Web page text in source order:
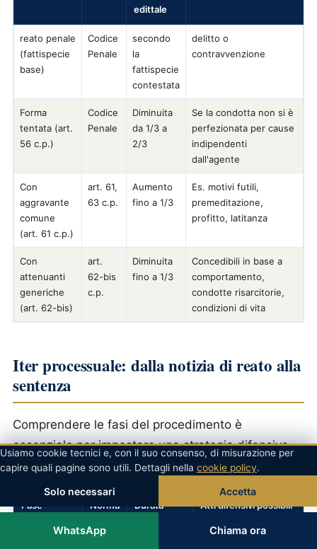
edittale
reato penale
(fattispecie
base)
Codice
Penale
secondo
la
fattispecie
contestata
delitto o
contravvenzione
Forma
tentata (art.
56 c.p.)
Codice
Penale
Diminuita
da 1/3 a
2/3
Se la condotta non si è
perfezionata per cause
indipendenti
dall'agente
Con
aggravante
comune
(art. 61 c.p.)
art. 61,
63 c.p.
Aumento
fino a 1/3
Es. motivi futili,
premeditazione,
profitto, latitanza
Con
attenuanti
generiche
(art. 62-bis)
art.
62-bis
c.p.
Diminuita
fino a 1/3
Concedibili in base a
comportamento,
condotte risarcitorie,
condizioni di vita
Iter processuale: dalla notizia di reato alla
sentenza
Comprendere le fasi del procedimento è
essenziale per impostare una strategia difensiva
efficace fin dal primo momento.
Fase Norma
Durata
Atti difensivi possibili
WhatsApp Chiama ora
Usiamo cookie tecnici e, con il suo consenso, di misurazione per
capire quali pagine sono utili. Dettagli nella cookie policy.
Solo necessari Accetta